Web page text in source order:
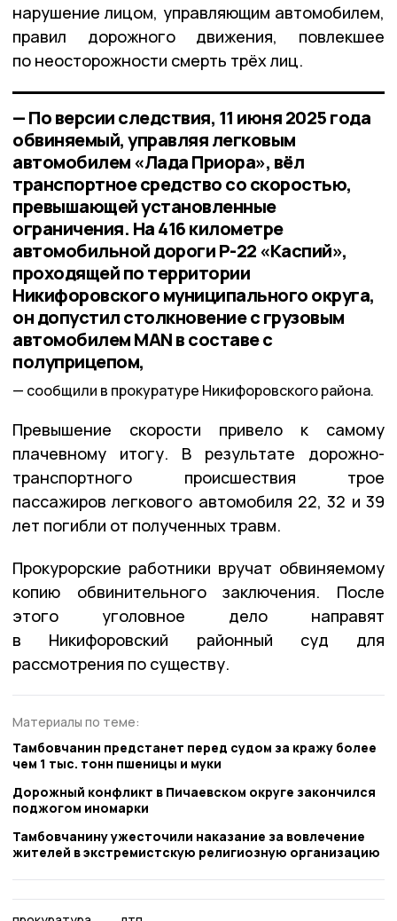
нарушение лицом, управляющим автомобилем,
правил дорожного движения, повлекшее
по неосторожности смерть трёх лиц.
— По версии следствия, 11 июня 2025 года
обвиняемый, управляя легковым
автомобилем «Лада Приора», вёл
транспортное средство со скоростью,
превышающей установленные
ограничения. На 416 километре
автомобильной дороги Р-22 «Каспий»,
проходящей по территории
Никифоровского муниципального округа,
он допустил столкновение с грузовым
автомобилем MAN в составе с
полуприцепом,
сообщили в прокуратуре Никифоровского района.
Превышение скорости привело к самому
плачевному итогу. В результате дорожно-
транспортного происшествия трое
пассажиров легкового автомобиля 22, 32 и 39
лет погибли от полученных травм.
Прокурорские работники вручат обвиняемому
копию обвинительного заключения. После
этого уголовное дело направят
в Никифоровский районный суд для
рассмотрения по существу.
Материалы по теме:
Тамбовчанин предстанет перед судом за кражу более
чем 1 тыс. тонн пшеницы и муки
Дорожный конфликт в Пичаевском округе закончился
поджогом иномарки
Тамбовчанину ужесточили наказание за вовлечение
жителей в экстремистскую религиозную организацию